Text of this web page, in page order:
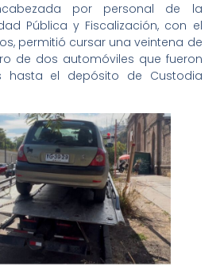
por personal de la
Pública y Fiscalización, con el
permitió cursar una veintena de
de dos automóviles que fueron
hasta el depósito de Custodia